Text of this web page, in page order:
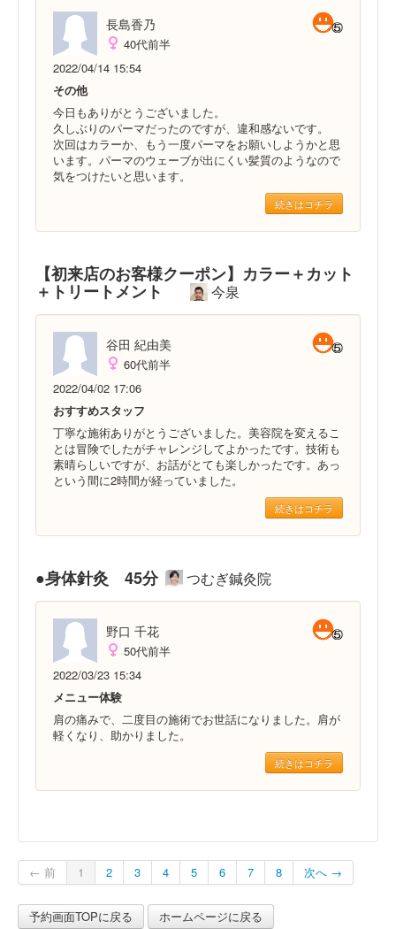
長島香乃
40代前半
2022/04/14 15:54
その他
今日もありがとうございました。
久しぶりのパーマだったのですが、違和感ないです。
次回はカラーか、もう一度パーマをお願いしようかと思
います。パーマのウェーブが出にくい髪質のようなので
気をつけたいと思います。
続きはコチラ
【初来店のお客様クーポン】カラー＋カット
＋トリートメント 今泉
谷田 紀由美
60代前半
2022/04/02 17:06
おすすめスタッフ
丁寧な施術ありがとうございました。美容院を変えるこ
とは冒険でしたがチャレンジしてよかったです。技術も
素晴らしいですが、お話がとても楽しかったです。あっ
という間に2時間が経っていました。
続きはコチラ
●身体針灸 45分 つむぎ鍼灸院
野口 千花
50代前半
2022/03/23 15:34
メニュー体験
肩の痛みで、二度目の施術でお世話になりました。肩が
軽くなり、助かりました。
続きはコチラ
← 前 1 2 3 4 5 6 7 8 次へ →
予約画面TOPに戻る ホームページに戻る